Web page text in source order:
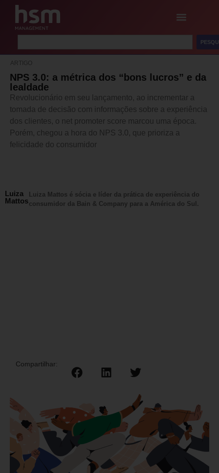
ARTIGO
NPS 3.0: a métrica dos “bons lucros” e da
lealdade
Revolucionário em seu lançamento, ao incrementar a
tomada de decisão com informações sobre a experiência
dos clientes, o net promoter score marcou uma época.
Porém, chegou a hora do NPS 3.0, que prioriza a
felicidade do consumidor
Luiza
Mattos
Luiza Mattos é sócia e líder da prática de experiência do
consumidor da Bain & Company para a América do Sul.
Compartilhar: